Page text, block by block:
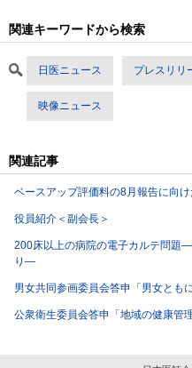
関連キーワードから検索
日医ニュース プレスリリ
映像ニュース
関連記事
ベースアップ評価料の8月報告に向
役員紹介＜副会長＞
200床以上の病院の電子カルテ問題
り―
男女共同参画委員会答申「男女とも
公衆衛生委員会答申「地域の健康管